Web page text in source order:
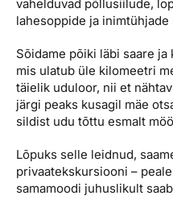
vahelduvad põllusiilude,
lahesoppide ja inimtühjade
Sõidame põiki läbi saare ja
mis ulatub üle kilomeetri
täielik uduloor, nii et
järgi peaks kusagil mäe
sildist udu tõttu esmalt
Lõpuks selle leidnud,
privaatekskursiooni –
samamoodi juhuslikult